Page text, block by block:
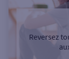
Reversez